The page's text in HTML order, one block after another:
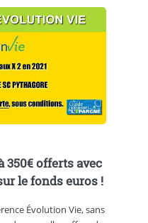
350€ offerts avec
le fonds euros !
Évolution Vie, sans